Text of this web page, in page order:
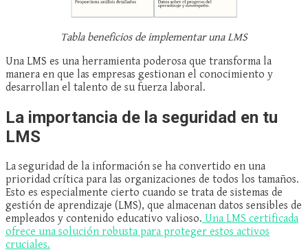
Tabla beneficios de implementar una LMS
Una LMS es una herramienta poderosa que transforma la
manera en que las empresas gestionan el conocimiento y
desarrollan el talento de su fuerza laboral.
La importancia de la seguridad en tu
LMS
La seguridad de la información se ha convertido en una
prioridad crítica para las organizaciones de todos los tamaños.
Esto es especialmente cierto cuando se trata de sistemas de
gestión de aprendizaje (LMS), que almacenan datos sensibles de
empleados y contenido educativo valioso. Una LMS certificada
ofrece una solución robusta para proteger estos activos
cruciales.